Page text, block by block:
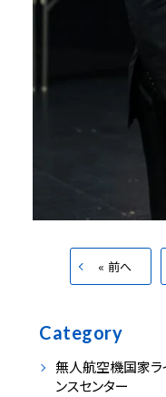
« 前へ
Category
無人航空機国家ラ
ンスセンター